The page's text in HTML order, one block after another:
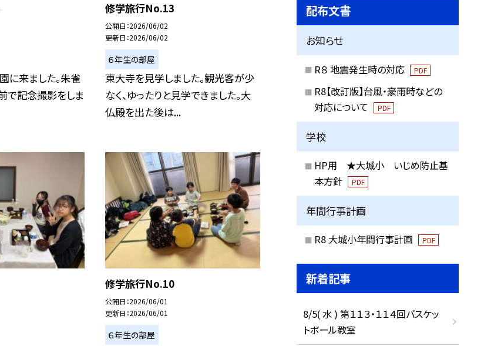
に来ました。朱雀
で記念撮影をしま
修学旅行No.13
公開日 2026/06/02
更新日 2026/06/02
６年生の部屋
東大寺を見学しました。観光客が少
なく、ゆったりと見学できました。大
仏殿を出た後は...
修学旅行No.10
公開日 2026/06/01
更新日 2026/06/01
６年生の部屋
配布文書
お知らせ
R８ 地震発生時の対応 PDF
R8【改訂版】台風・豪雨時などの
対応について
PDF
学校
HP用 ★大城小 いじめ防止基
本方針
PDF
年間行事計画
R8 大城小年間行事計画 PDF
新着記事
8/5( 水 ) 第１１３・１１４回バスケッ
トボール教室